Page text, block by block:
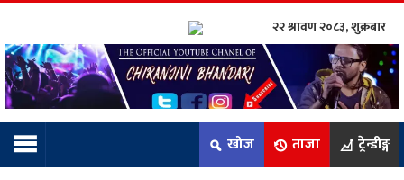
टिम:
२२ श्रावण २०८३, शुक्रबार
खोज ताजा ट्रेन्डीङ्ग